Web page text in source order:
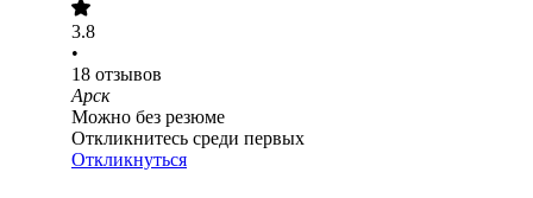
3.8
•
18 отзывов
Арск
Можно без резюме
Откликнитесь среди первых
Откликнуться